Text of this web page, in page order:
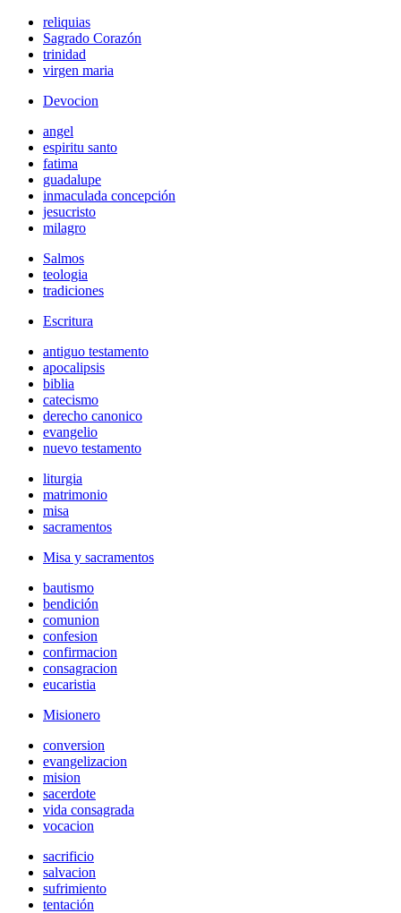
reliquias
Sagrado Corazón
trinidad
virgen maria
Devocion
angel
espiritu santo
fatima
guadalupe
inmaculada concepción
jesucristo
milagro
Salmos
teologia
tradiciones
Escritura
antiguo testamento
apocalipsis
biblia
catecismo
derecho canonico
evangelio
nuevo testamento
liturgia
matrimonio
misa
sacramentos
Misa y sacramentos
bautismo
bendición
comunion
confesion
confirmacion
consagracion
eucaristia
Misionero
conversion
evangelizacion
mision
sacerdote
vida consagrada
vocacion
sacrificio
salvacion
sufrimiento
tentación